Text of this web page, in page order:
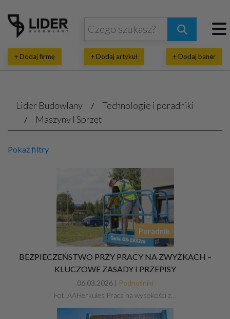
+ Dodaj firmę + Dodaj artykuł + Dodaj baner
Lider Budowlany
Technologie i poradniki
Maszyny I Sprzęt
Pokaż filtry
Poradnik
BEZPIECZEŃSTWO PRZY PRACY NA ZWYŻKACH –
KLUCZOWE ZASADY I PRZEPISY
06.03.2026 | Podnośniki
Fot. AAHerkules Praca na wysokości z…